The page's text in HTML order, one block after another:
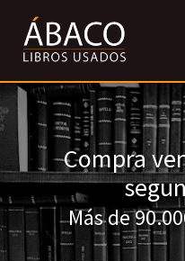
Compra
Más de